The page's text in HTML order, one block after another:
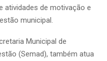
atividades de motivação e
municipal.
Municipal de
(Semad), também atua